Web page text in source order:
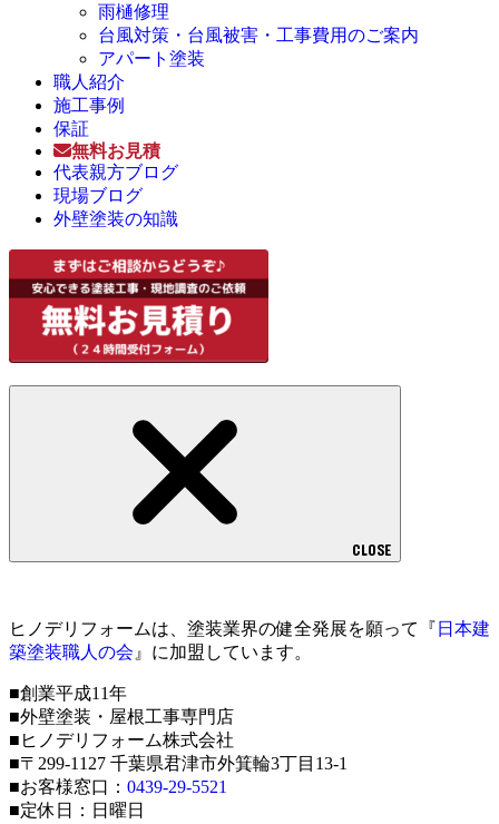
雨樋修理
台風対策・台風被害・工事費用のご案内
アパート塗装
職人紹介
施工事例
保証
無料お見積
代表親方ブログ
現場ブログ
外壁塗装の知識
CLOSE
ヒノデリフォームは、塗装業界の健全発展を願って『 日本建
築塗装職人の会 』に加盟しています。
■創業平成11年
■外壁塗装・屋根工事専門店
■ヒノデリフォーム株式会社
■〒299-1127 千葉県君津市外箕輪3丁目13-1
■お客様窓口： 0439-29-5521
■定休日：日曜日